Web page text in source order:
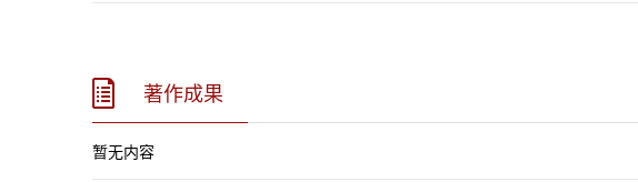
著作成果
暂无内容